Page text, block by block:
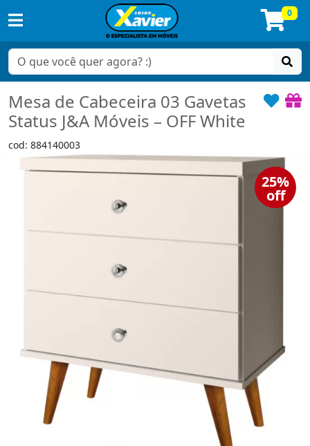
0
Mesa de Cabeceira 03 Gavetas
Status J&A Móveis – OFF White
cod: 884140003
25%
off